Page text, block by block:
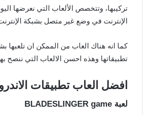
تركيبها، وتتخصص الألعاب التي نعرضها
الإنترنت في وضع غير متصل بشبكة
كما انه هناك العاب من الممكن ان
تطبيقاتها وهذه احسن الالعاب التي ننصح
افضل العاب تطبيقات الاندرويد
لعبة BLADESLINGER game